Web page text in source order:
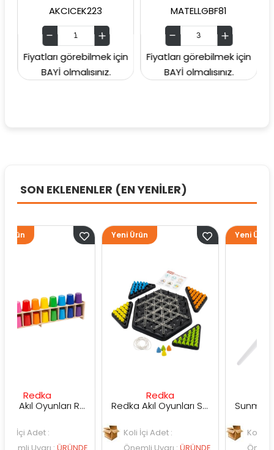
AKCICEK223
Fiyatları görebilmek için
BAYİ olmalısınız.
MATELLGBF81
Fiyatları görebilmek için
BAYİ olmalısınız.
SON EKLENENLER (EN YENİLER)
Redka Akıl Oyunları Renk Dedektifi Oyunu
Redka Akıl Oyunları Strateji Üçgeni Oyunu
Koli İçi Adet :
Yeni Ürün
Koli İçi Adet :
Yeni Ürün